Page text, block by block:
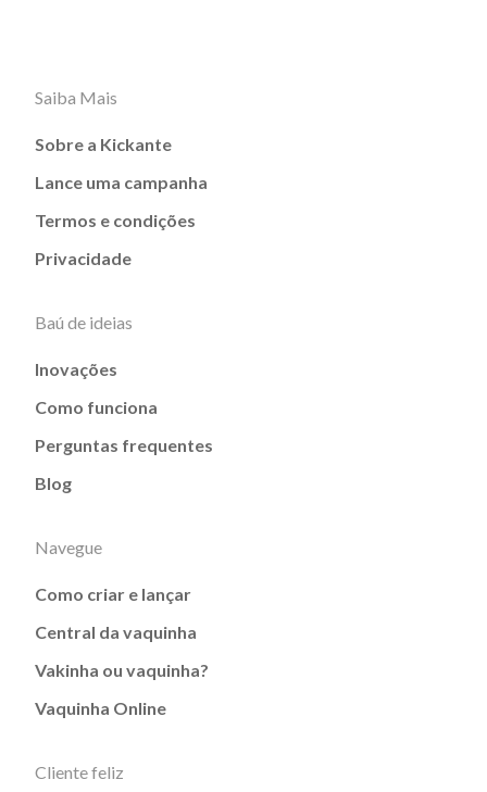
Saiba Mais
Sobre a Kickante
Lance uma campanha
Termos e condições
Privacidade
Baú de ideias
Inovações
Como funciona
Perguntas frequentes
Blog
Navegue
Como criar e lançar
Central da vaquinha
Vakinha ou vaquinha?
Vaquinha Online
Cliente feliz